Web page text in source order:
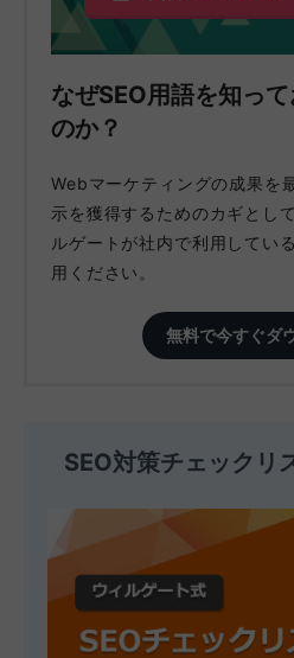
なぜSEO用語を知っ
のか？
Webマーケティングの成果を
示を獲得するためのカギとし
ルゲートが社内で利用してい
用ください。
無料で今すぐダ
SEO対策チェックリ